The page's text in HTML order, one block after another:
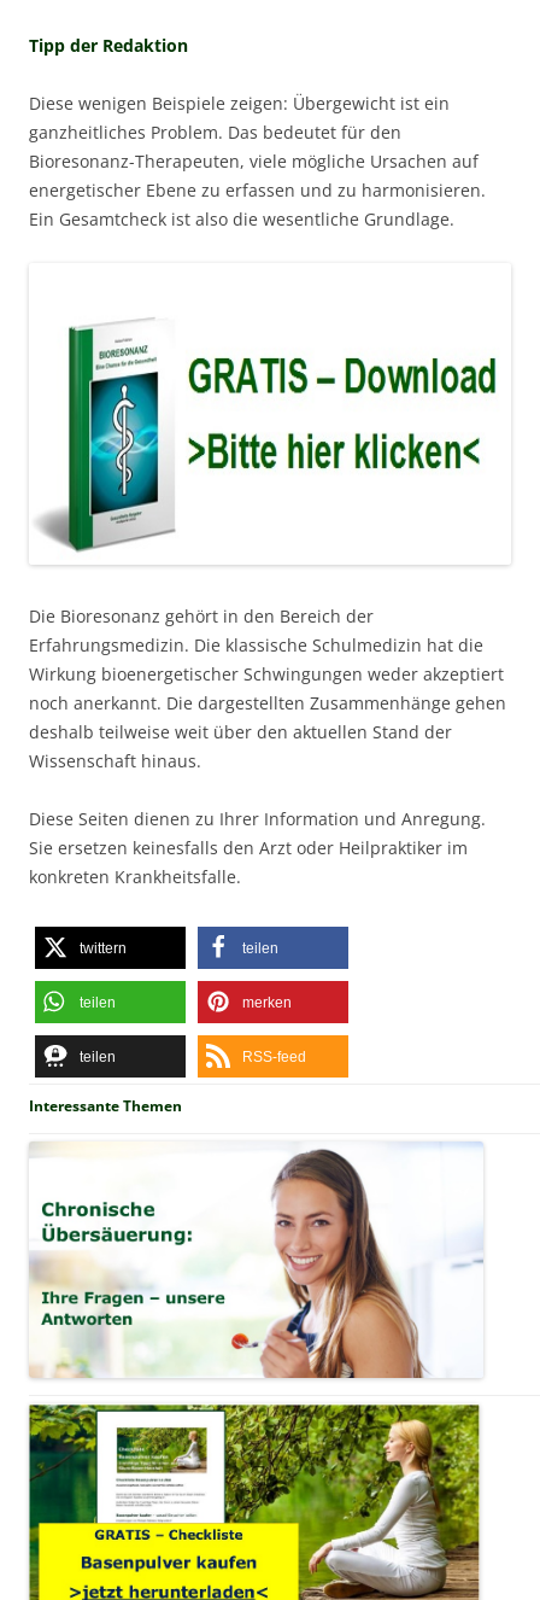
Tipp der Redaktion
Diese wenigen Beispiele zeigen: Übergewicht ist ein
ganzheitliches Problem. Das bedeutet für den
Bioresonanz-Therapeuten, viele mögliche Ursachen auf
energetischer Ebene zu erfassen und zu harmonisieren.
Ein Gesamtcheck ist also die wesentliche Grundlage.
Die Bioresonanz gehört in den Bereich der
Erfahrungsmedizin. Die klassische Schulmedizin hat die
Wirkung bioenergetischer Schwingungen weder akzeptiert
noch anerkannt. Die dargestellten Zusammenhänge gehen
deshalb teilweise weit über den aktuellen Stand der
Wissenschaft hinaus.
Diese Seiten dienen zu Ihrer Information und Anregung.
Sie ersetzen keinesfalls den Arzt oder Heilpraktiker im
konkreten Krankheitsfalle.
twittern teilen
teilen merken
teilen RSS-feed
Interessante Themen